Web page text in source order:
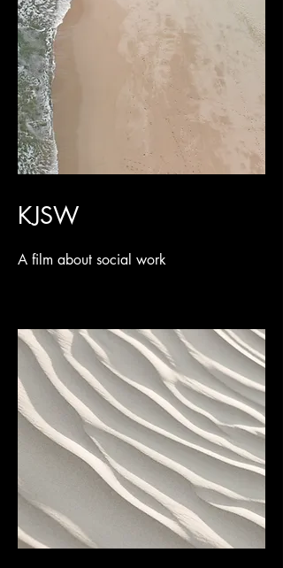
KJSW
A film about social work